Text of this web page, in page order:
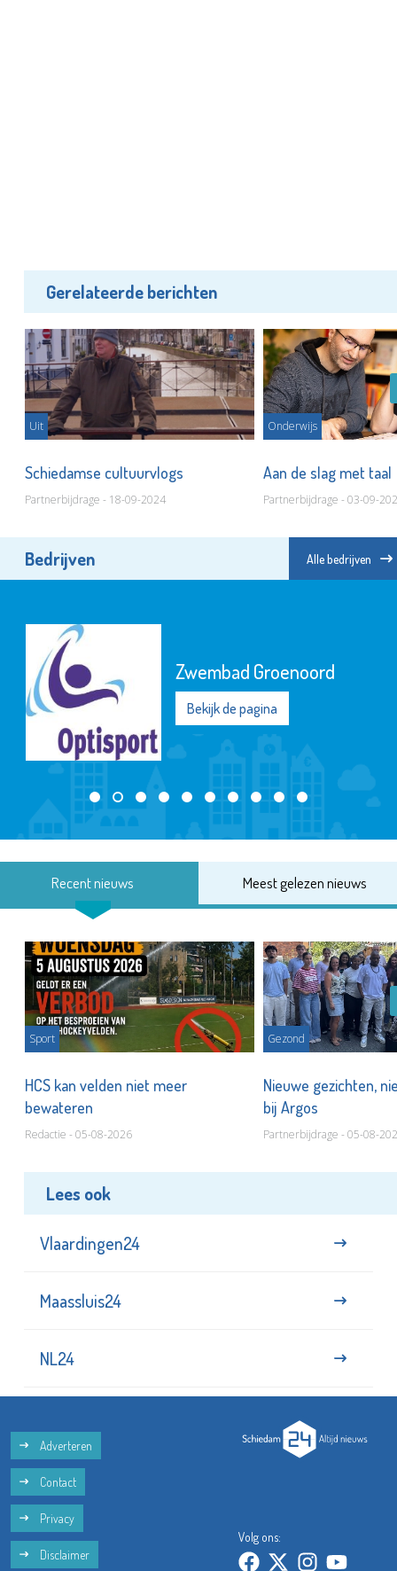
Gerelateerde berichten
Uit
Schiedamse cultuurvlogs
Partnerbijdrage - 18-09-2024
Onderwijs
Aan de slag met taal
Partnerbijdrage - 03-09-
Bedrijven Alle bedrijven
Zwembad Groenoord
Bekijk de pagina
Recent nieuws Meest gelezen nieuws
Sport
HCS kan velden niet meer
bewateren
Redactie - 05-08-2026
Gezond
Nieuwe gezichten,
bij Argos
Partnerbijdrage - 05-08-
Lees ook
Vlaardingen24
Maassluis24
NL24
Adverteren
Contact
Privacy
Disclaimer
Volg ons: